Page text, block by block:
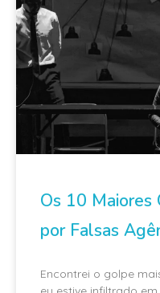
Os 10 Maiores
por Falsas
Encontrei o golpe